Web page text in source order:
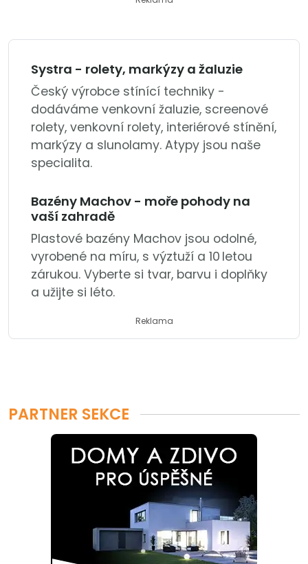
Systra - rolety, markýzy a žaluzie
Český výrobce stínící techniky -
dodáváme venkovní žaluzie, screenové
rolety, venkovní rolety, interiérové stínění,
markýzy a slunolamy. Atypy jsou naše
specialita.
Bazény Machov - moře pohody na
vaší zahradě
Plastové bazény Machov jsou odolné,
vyrobené na míru, s výztuží a 10 letou
zárukou. Vyberte si tvar, barvu i doplňky
a užijte si léto.
Reklama
PARTNER SEKCE